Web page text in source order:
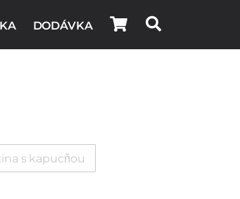
DODÁVKA
s kapucňou